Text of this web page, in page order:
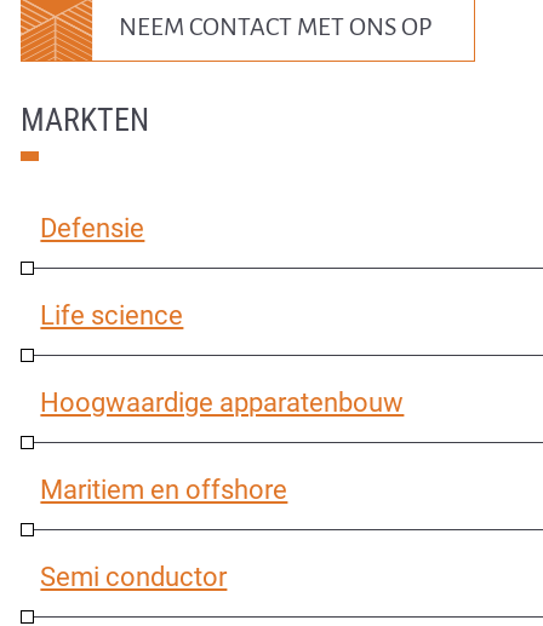
NEEM CONTACT MET ONS OP
MARKTEN
Defensie
Life science
Hoogwaardige apparatenbouw
Maritiem en offshore
Semi conductor